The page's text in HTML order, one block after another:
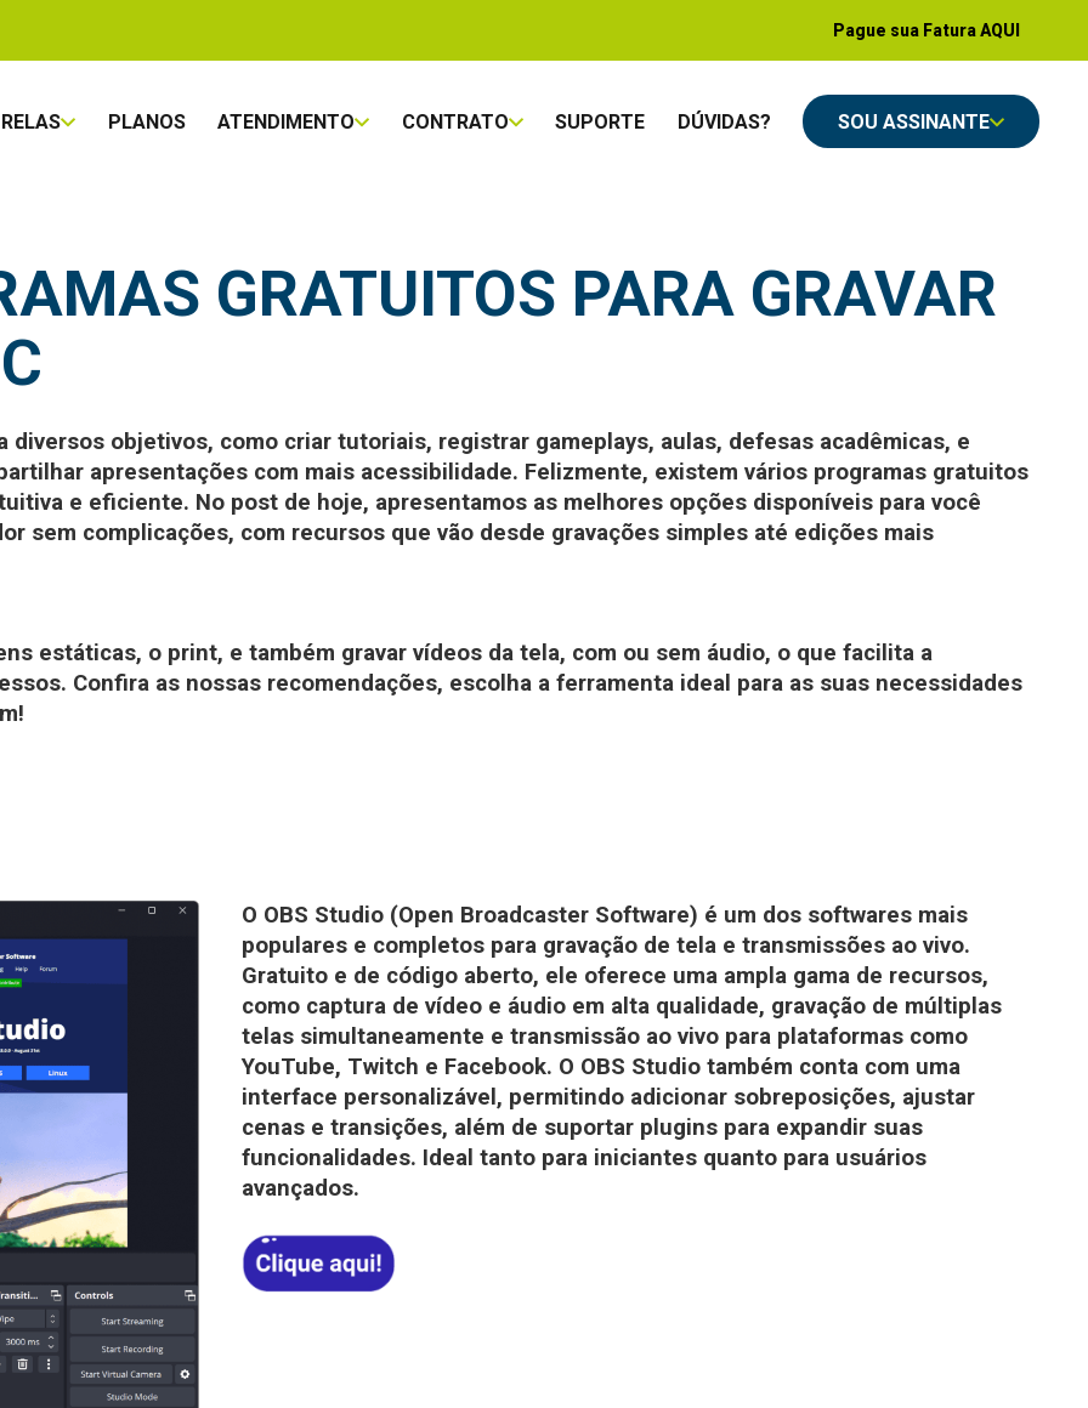
Pague sua Fatura AQUI
PLANOS ATENDIMENTO CONTRATO SUPORTE DÚVIDAS? SOU ASSINANTE
GRATUITOS PARA GRAVAR
diversos objetivos, como criar tutoriais, registrar gameplays, aulas, defesas acadêmicas, e
apresentações com mais acessibilidade. Felizmente, existem vários programas gratuitos
e eficiente. No post de hoje, apresentamos as melhores opções disponíveis para você
sem complicações, com recursos que vão desde gravações simples até edições mais
estáticas, o print, e também gravar vídeos da tela, com ou sem áudio, o que facilita a
Confira as nossas recomendações, escolha a ferramenta ideal para as suas necessidades
O OBS Studio (Open Broadcaster Software) é um dos softwares mais
populares e completos para gravação de tela e transmissões ao vivo.
Gratuito e de código aberto, ele oferece uma ampla gama de recursos,
como captura de vídeo e áudio em alta qualidade, gravação de múltiplas
telas simultaneamente e transmissão ao vivo para plataformas como
YouTube, Twitch e Facebook. O OBS Studio também conta com uma
interface personalizável, permitindo adicionar sobreposições, ajustar
cenas e transições, além de suportar plugins para expandir suas
funcionalidades. Ideal tanto para iniciantes quanto para usuários
avançados.